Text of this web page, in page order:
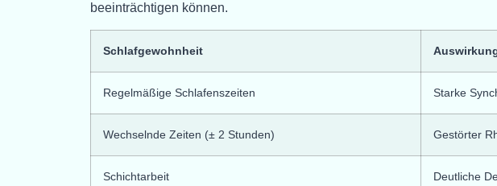
beeinträchtigen können.
Schlafgewohnheit
Regelmäßige Schlafenszeiten Starke
Wechselnde Zeiten (± 2 Stunden) Gestörter
Schichtarbeit Deutliche